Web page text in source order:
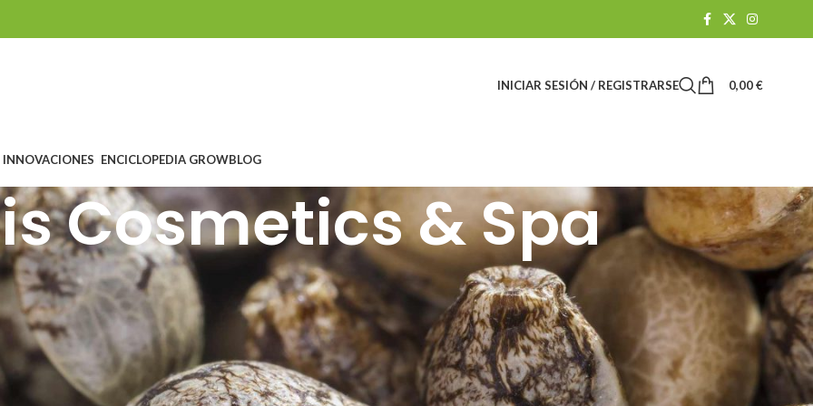
INICIAR SESIÓN / REGISTRARSE 0,00€
INNOVACIONES ENCICLOPEDIA GROWBLOG
Cosmetics & Spa
Suchen
SUCHEN
CATEGORÍAS DE BLOGS